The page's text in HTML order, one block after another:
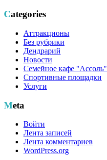
Categories
Аттракционы
Без рубрики
Дендрарий
Новости
Семейное кафе "Ассоль"
Спортивные площадки
Услуги
Meta
Войти
Лента записей
Лента комментариев
WordPress.org